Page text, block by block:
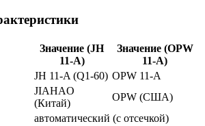
Значение (JH
11-A)
Значение (OPW
11-A)
JH 11-A (Q1-60) OPW 11-A
JIAHAO
(Китай)
OPW (США)
автоматический (с отсечкой)